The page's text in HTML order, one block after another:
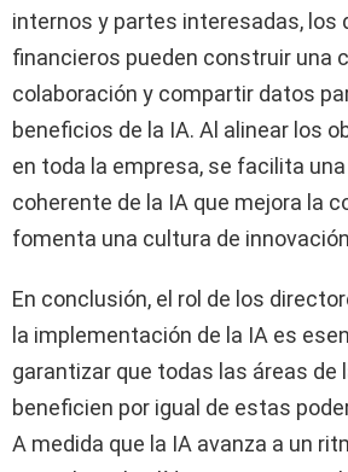
internos y partes interesadas, los
financieros pueden construir una
colaboración y compartir datos
beneficios de la IA. Al alinear los
en toda la empresa, se facilita
coherente de la IA que mejora la
fomenta una cultura de
En conclusión, el rol de los
la implementación de la IA es
garantizar que todas las áreas de
beneficien por igual de estas
A medida que la IA avanza a un